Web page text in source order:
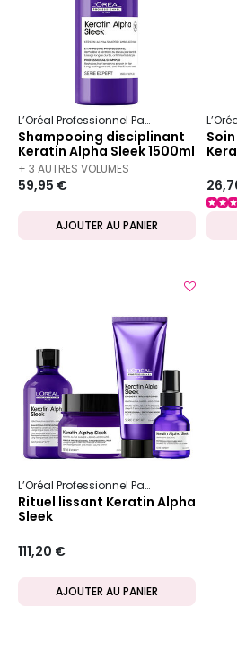
L’Oréal Professionnel Paris Serie Expert
Shampooing disciplinant
Keratin Alpha Sleek 1500ml
+ 3 AUTRES VOLUMES
DISPONIBLES
59,95 €
AJOUTER AU PANIER
L’Oréal Professionnel Paris
Rituel lissant Keratin Alpha
Sleek
111,20 €
AJOUTER AU PANIER